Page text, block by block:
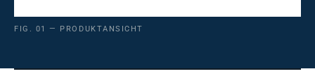
FIG. 01 — PRODUKTANSICHT